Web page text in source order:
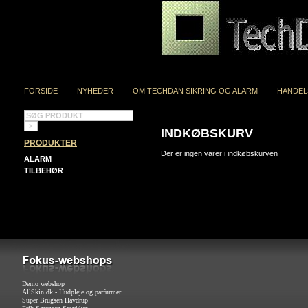
FORSIDE NYHEDER OM TECHDAN SIKRING OG ALARM
PRODUKTER
ALARM
TILBEHØR
INDKØBSKURV
Der er ingen varer i indkøbskurven
Demo webshop
AllSkin.dk - Hudpleje og parfurmer
Super Brugsen Havdrup